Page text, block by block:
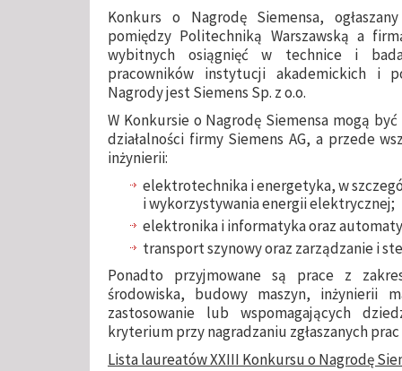
Konkurs o Nagrodę Siemensa,
pomiędzy Politechniką Warszawską a
wybitnych osiągnięć w technice i
pracowników instytucji akademickich i
Nagrody jest Siemens Sp. z o.o.
W Konkursie o Nagrodę Siemensa mogą
działalności firmy Siemens AG, a przede
inżynierii:
elektrotechnika i energetyka, w
i wykorzystywania energii elektrycznej;
elektronika i informatyka oraz
transport szynowy oraz zarządzanie i
Ponadto przyjmowane są prace z
środowiska, budowy maszyn, inżynierii
zastosowanie lub wspomagających
kryterium przy nagradzaniu zgłaszanych
Lista laureatów XXIII Konkursu o Nagrodę